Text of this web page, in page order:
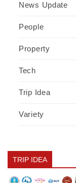
News Update
People
Property
Tech
Trip Idea
Variety
TRIP IDEA